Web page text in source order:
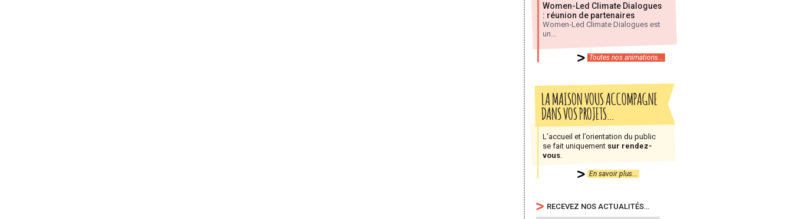
Women-Led Climate Dialogues
: réunion de partenaires
Women-Led Climate Dialogues est
un...
Toutes nos animations...
LA MAISON VOUS ACCOMPAGNE
DANS VOS PROJETS…
L’accueil et l’orientation du public
se fait uniquement sur rendez-
vous
En savoir plus...
RECEVEZ NOS ACTUALITÉS…